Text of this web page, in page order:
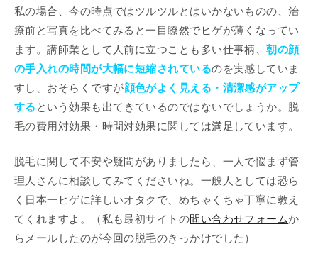
私の場合、今の時点ではツルツルとはいかないものの、治
療前と写真を比べてみると一目瞭然でヒゲが薄くなってい
ます。講師業として人前に立つことも多い仕事柄、朝の顔
の手入れの時間が大幅に短縮されているのを実感していま
すし、おそらくですが顔色がよく見える・清潔感がアップ
する という効果も出てきているのではないでしょうか。脱
毛の費用対効果・時間対効果に関しては満足しています。
脱毛に関して不安や疑問がありましたら、一人で悩まず管
理人さんに相談してみてくださいね。一般人としては恐ら
く日本一ヒゲに詳しいオタクで、めちゃくちゃ丁寧に教え
てくれますよ。（私も最初サイトの問い合わせフォームか
らメールしたのが今回の脱毛のきっかけでした）